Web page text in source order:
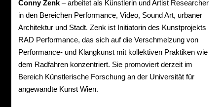
Conny Zenk – arbeitet als Künstlerin und Artist Researcher
in den Bereichen Performance, Video, Sound Art, urbaner
Architektur und Stadt. Zenk ist Initiatorin des Kunstprojekts
RAD Performance, das sich auf die Verschmelzung von
Performance- und Klangkunst mit kollektiven Praktiken wie
dem Radfahren konzentriert. Sie promoviert derzeit im
Bereich Künstlerische Forschung an der Universität für
angewandte Kunst Wien.